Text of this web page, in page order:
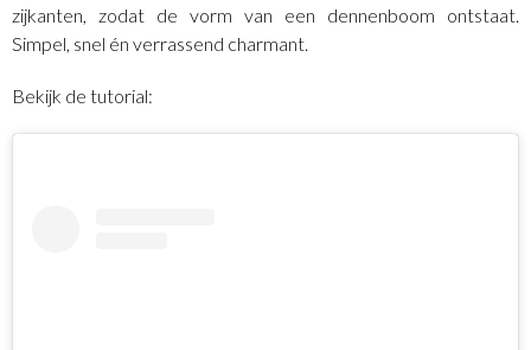
zijkanten, zodat de vorm van een dennenboom ontstaat.
Simpel, snel én verrassend charmant.
Bekijk de tutorial: